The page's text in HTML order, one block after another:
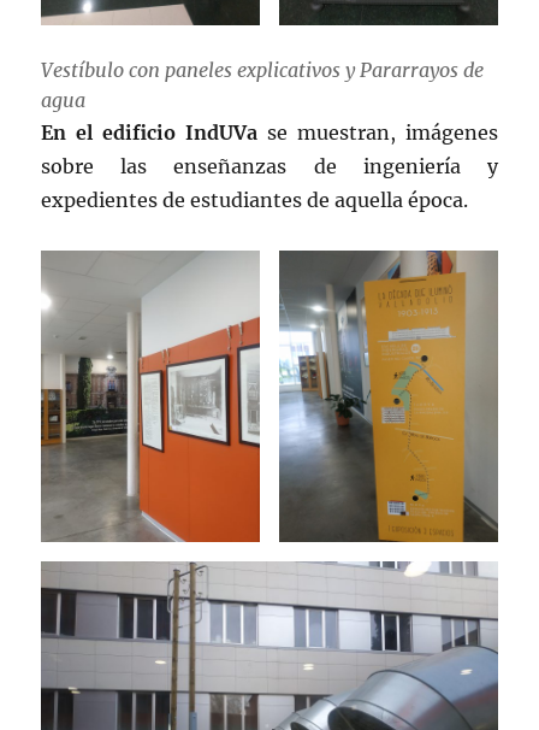
Vestíbulo con paneles explicativos y Pararrayos de
agua
En el edificio IndUVa se muestran, imágenes
sobre las enseñanzas de ingeniería y
expedientes de estudiantes de aquella época.